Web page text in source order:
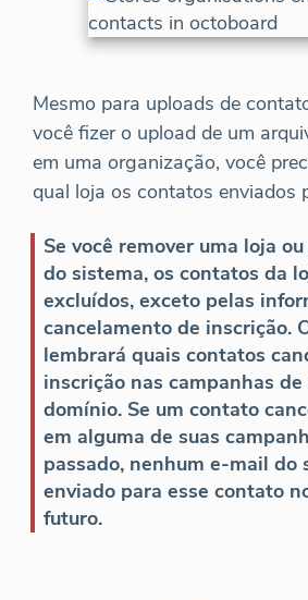
Mesmo para uploads de
você fizer o upload de um
em uma organização, você
qual loja os contatos enviados
Se você remover uma loja
do sistema, os contatos da
excluídos, exceto pelas
cancelamento de inscrição.
lembrará quais contatos
inscrição nas campanhas
domínio. Se um contato
em alguma de suas
passado, nenhum e-mail do
enviado para esse contato
futuro.